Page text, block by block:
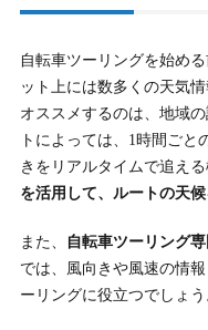
自転車ツーリングを始める
ット上には数多くの天気
オススメするのは、地域
トによっては、1時間ご
きをリアルタイムで追え
を活用して、ルートの天
また、 自転車ツーリング
では、風向きや風速の情
ーリングに役立つでしょう